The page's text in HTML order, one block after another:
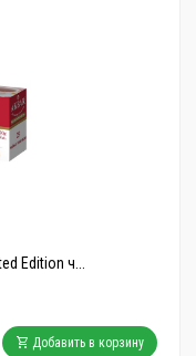
Edition ч...
Добавить в корзину